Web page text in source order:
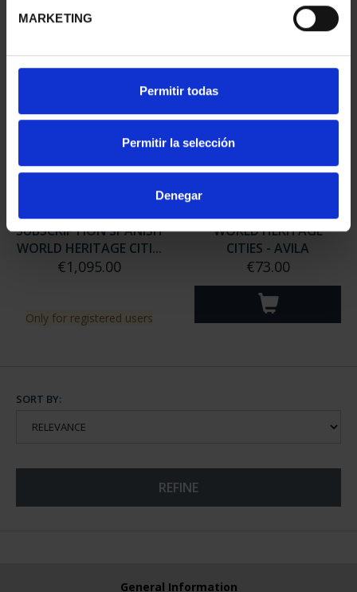
MARKETING
Permitir todas
Permitir la selección
Denegar
SUBSCRIPTION SPANISH
WORLD HERITAGE CITI...
€1,095.00
Only for registered users
WORLD HERITAGE
CITIES - AVILA
€73.00
SORT BY:
REFINE
General Information